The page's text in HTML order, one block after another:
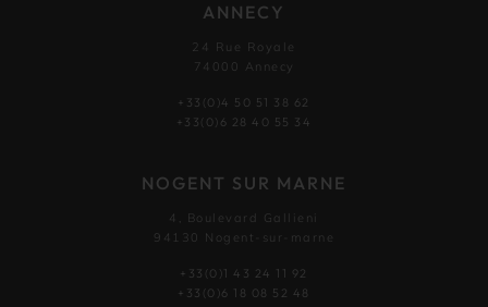
ANNECY
24 Rue Royale
74000 Annecy
+33(0)4 50 51 38 62
+33(0)6 28 40 55 34
NOGENT SUR MARNE
4, Boulevard Gallieni
94130 Nogent-sur-marne
+33(0)1 43 24 11 92
+33(0)6 18 08 52 48